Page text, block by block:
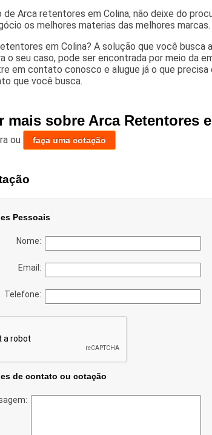
de Arca retentores em Colina, não deixe do
os melhores materias das melhores marcas.
em Colina? A solução que você busca
o seu caso, pode ser encontrada por meio da
em contato conosco e alugue já o que precisa
que você busca.
mais sobre Arca Retentores
ou faça uma cotação
Pessoais
Nome:
Email:
Telefone:
de contato ou cotação